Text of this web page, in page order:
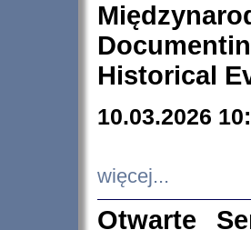
Historical
10.03.2026
więcej...
Otwarte